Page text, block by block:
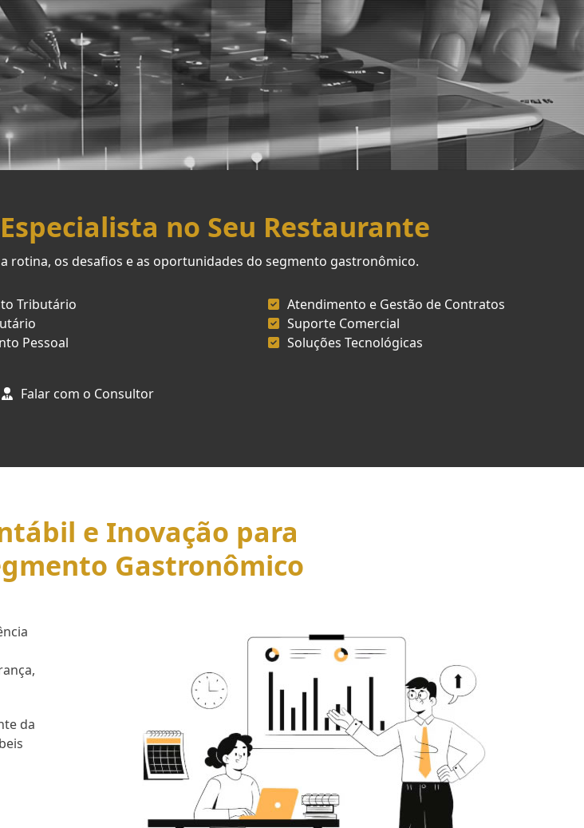
no Seu Restaurante
rotina, os desafios e as oportunidades do segmento gastronômico.
Tributário
Pessoal
Atendimento e Gestão de Contratos
Suporte Comercial
Soluções Tecnológicas
Falar com o Consultor
e Inovação para
Gastronômico
da